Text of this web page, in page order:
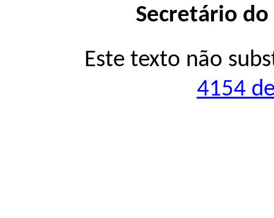
Secretário
Este texto não
4154